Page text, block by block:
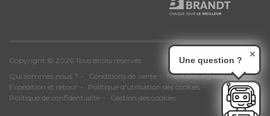
Copyright © 2026 Tous droits réservés
Qui sommes nous ?
Conditions de vente
Mentions légales
Expédition et retour
Politique d'utilisation des cookies
Politique de confidentialité
Gestion des cookies
Une question ?
✕